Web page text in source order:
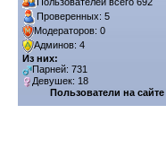
Проверенных: 5
Модераторов: 0
Админов: 4
Из них:
Парней: 731
Девушек: 18
Пользователи на сайте